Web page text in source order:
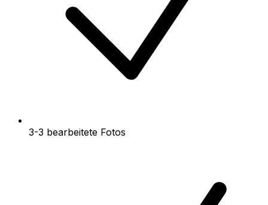
3-3 bearbeitete Fotos